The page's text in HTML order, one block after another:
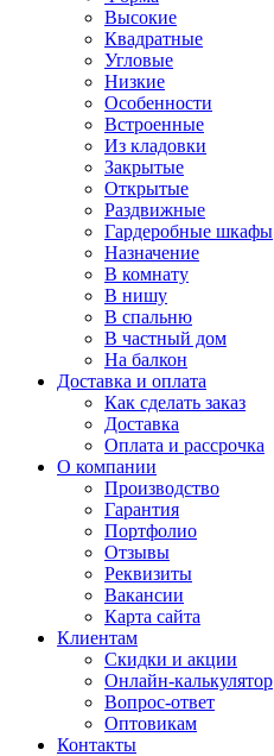
Высокие
Квадратные
Угловые
Низкие
Особенности
Встроенные
Из кладовки
Закрытые
Открытые
Раздвижные
Гардеробные шкафы
Назначение
В комнату
В нишу
В спальню
В частный дом
На балкон
Доставка и оплата
Как сделать заказ
Доставка
Оплата и рассрочка
О компании
Производство
Гарантия
Портфолио
Отзывы
Реквизиты
Вакансии
Карта сайта
Клиентам
Скидки и акции
Онлайн-калькулятор
Вопрос-ответ
Оптовикам
Контакты